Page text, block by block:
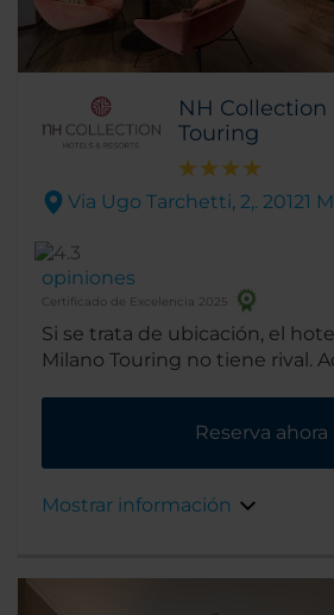
NH Collection
Touring
Via Ugo Tarchetti, 2,. 20121
opiniones
Certificado de Excelencia 2025
Si se trata de ubicación, el
Milano Touring no tiene rival.
la principal estación de tren de
minutos caminando del casco
estaciones de metro y resulta
Reserva ahora
Mostrar información